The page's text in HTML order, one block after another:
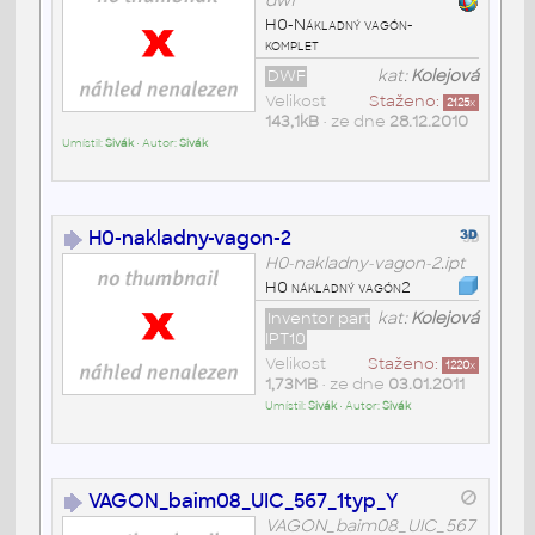
H0-Nákladný vagón-
komplet
kat:Kolejová
DWF
Staženo: 2125x
Velikost
143,1kB• ze dne 28.12.2010
Umístil:Sivák• Autor:Sivák
H0-nakladny-vagon-2
H0-nakladny-vagon-2.ipt
H0 nákladný vagón2
kat:Kolejová
Inventor part
IPT10
Staženo: 1220x
Velikost
1,73MB• ze dne 03.01.2011
Umístil:Sivák• Autor:Sivák
VAGON_baim08_UIC_567_1typ_Y
VAGON_baim08_UIC_567